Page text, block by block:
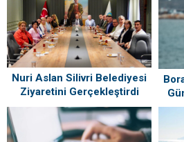
Nuri Aslan Silivri Belediyesi
Ziyaretini Gerçekleştirdi